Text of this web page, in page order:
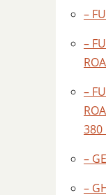
–
–
–
380
–
–